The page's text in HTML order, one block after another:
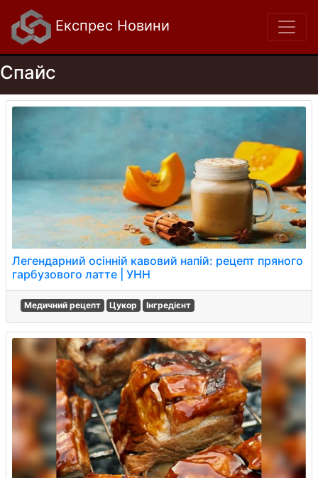
Експрес Новини
Спайс
Легендарний осінній кавовий напій: рецепт пряного
гарбузового латте | УНН
Медичний рецепт Цукор Інгредієнт